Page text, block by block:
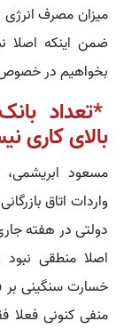
میزان مصرف
ضمن اینکه اصلا
بخواهیم در خصوص
*تعداد
بالای کاری
مسعود
واردات اتاق
دولتی در هفته
اصلا منطقی
خسارت سنگینی بر
منفی کنونی فعلا